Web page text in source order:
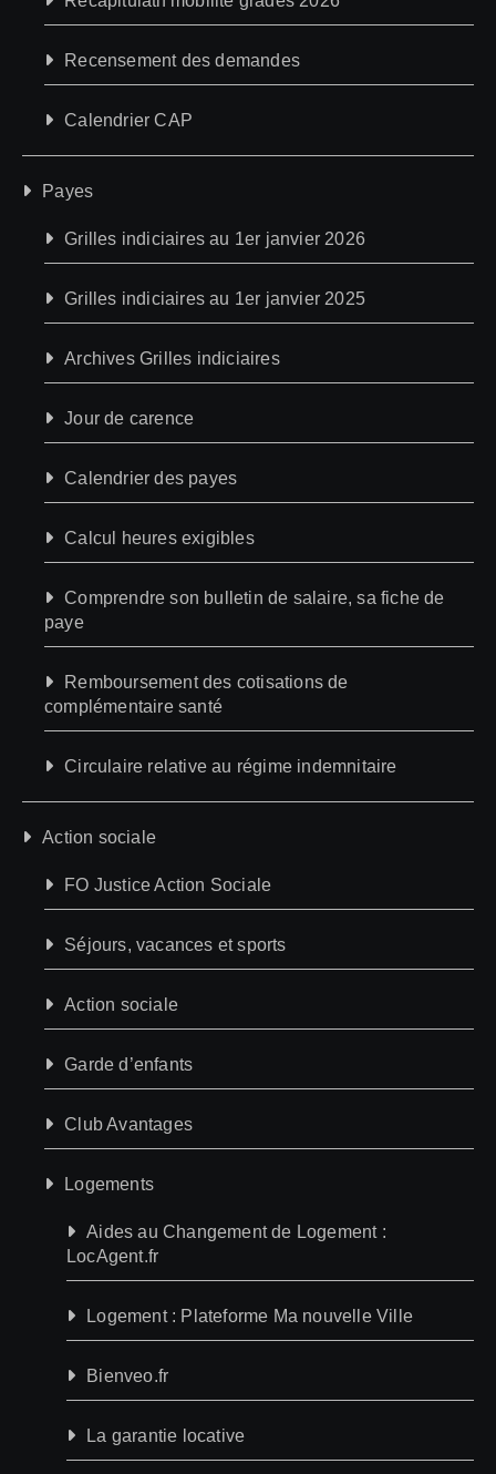
Recensement des demandes
Calendrier CAP
Payes
Grilles indiciaires au 1er janvier 2026
Grilles indiciaires au 1er janvier 2025
Archives Grilles indiciaires
Jour de carence
Calendrier des payes
Calcul heures exigibles
Comprendre son bulletin de salaire, sa fiche de
paye
Remboursement des cotisations de
complémentaire santé
Circulaire relative au régime indemnitaire
Action sociale
FO Justice Action Sociale
Séjours, vacances et sports
Action sociale
Garde d’enfants
Club Avantages
Logements
Aides au Changement de Logement :
LocAgent.fr
Logement : Plateforme Ma nouvelle Ville
Bienveo.fr
La garantie locative